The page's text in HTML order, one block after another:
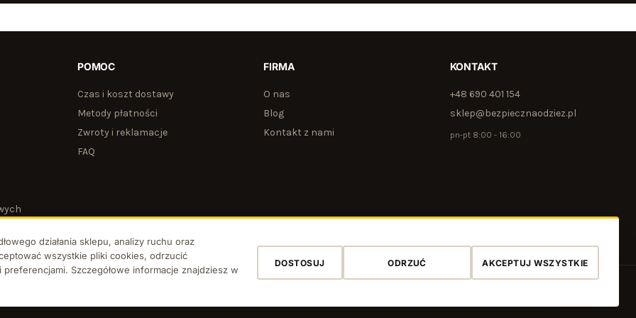
POMOC
Czas i koszt dostawy
Metody płatności
Zwroty i reklamacje
FAQ
FIRMA
O nas
Blog
Kontakt z nami
KONTAKT
+48 690 401 154
sklep@bezpiecznaodziez.pl
pn-pt 8:00 - 16:00
działania sklepu, analizy ruchu oraz
wszystkie pliki cookies, odrzucić
Szczegółowe informacje znajdziesz w
DOSTOSUJ ODRZUĆ AKCEPTUJ WSZYSTKIE